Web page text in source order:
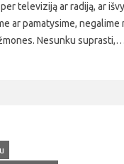
televiziją ar radiją, ar
ar pamatysime, negalime
Nesunku suprasti,…